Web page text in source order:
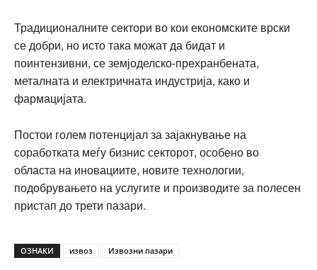
Традиционалните сектори во кои економските врски
се добри, но исто така можат да бидат и
поинтензивни, се земјоделско-прехранбената,
металната и електричната индустрија, како и
фармацијата.
Постои голем потенцијал за зајакнување на
соработката меѓу бизнис секторот, особено во
областа на иновациите, новите технологии,
подобрувањето на услугите и производите за полесен
пристап до трети пазари.
ОЗНАКИ извоз Извозни пазари